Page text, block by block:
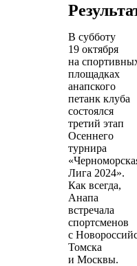
В субботу
19 октября
на
площадках
анапского
петанк клуба
состоялся
третий этап
Осеннего
турнира
Лига 2024».
Как всегда,
Анапа
встречала
спортсменов
с
Томска
и Москвы.